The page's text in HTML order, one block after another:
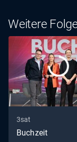
Weitere
3sat
Buchzeit